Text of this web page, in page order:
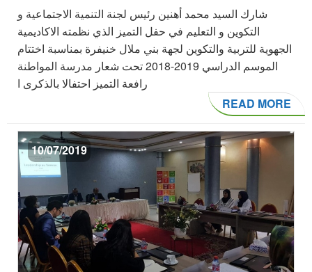
شارك السيد محمد أهنين رئيس لجنة التنمية الاجتماعية و
التكوين و التعليم في حفل التميز الذي نظمته الاكاديمية
الجهوية للتربية والتكوين لجهة بني ملال خنيفرة بمناسبة اختتام
الموسم الدراسي 2019-2018 تحت شعار مدرسة المواطنة
رافعة التميز احتفالا بالذكرى ا
READ MORE
10/07/2019